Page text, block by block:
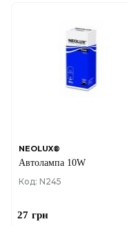
NEOLUX®
Автолампа 10W
Код: N245
27 грн